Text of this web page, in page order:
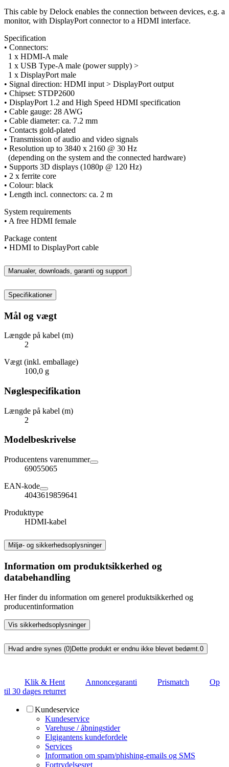
This cable by Delock enables the connection between devices, e.g. a
monitor, with DisplayPort connector to a HDMI interface.
Specification
• Connectors:
1 x HDMI-A male
1 x USB Type-A male (power supply) >
1 x DisplayPort male
• Signal direction: HDMI input > DisplayPort output
• Chipset: STDP2600
• DisplayPort 1.2 and High Speed HDMI specification
• Cable gauge: 28 AWG
• Cable diameter: ca. 7.2 mm
• Contacts gold-plated
• Transmission of audio and video signals
• Resolution up to 3840 x 2160 @ 30 Hz
(depending on the system and the connected hardware)
• Supports 3D displays (1080p @ 120 Hz)
• 2 x ferrite core
• Colour: black
• Length incl. connectors: ca. 2 m
System requirements
• A free HDMI female
Package content
• HDMI to DisplayPort cable
Manualer, downloads, garanti og support
Specifikationer
Mål og vægt
Længde på kabel (m)
2
Vægt (inkl. emballage)
100,0 g
Nøglespecifikation
Længde på kabel (m)
2
Modelbeskrivelse
Producentens varenummer
69055065
EAN-kode
4043619859641
Produkttype
HDMI-kabel
Miljø- og sikkerhedsoplysninger
Information om produktsikkerhed og
databehandling
Her finder du information om generel produktsikkerhed og
producentinformation
Vis sikkerhedsoplysninger
Hvad andre synes (0)Dette produkt er endnu ikke blevet bedømt. 0
Klik & Hent Annoncegaranti Prismatch
Op
til 30 dages returret
Kundeservice
Kundeservice
Varehuse / åbningstider
Elgigantens kundefordele
Services
Information om spam/phishing-emails og SMS
Fortrydelsesret